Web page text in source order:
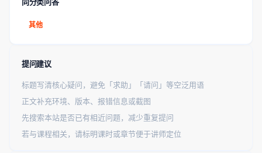
其他
提问建议
标题写清核心疑问，避免「求助」「请问」等空泛用语
正文补充环境、版本、报错信息或截图
先搜索本站是否已有相近问题，减少重复提问
若与课程相关，请标明课时或章节便于讲师定位